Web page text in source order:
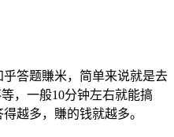
答题賺米，简单来说就是去
，一般10分钟左右就能搞
越多，賺的钱就越多。